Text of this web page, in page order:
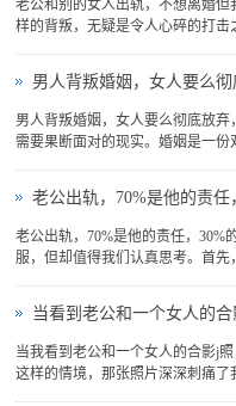
老公和别的女人出轨，不想离婚
样的背叛，无疑是令人心碎的打
恐惧。无论原因如何，这种选择
样的日子是否真的可以...
男人背叛婚姻，女人要么
男人背叛婚姻，女人要么彻底放
需要果断面对的现实。婚姻是一
的问题，继续忍耐或试图修复关
是对自己真正的负责。...
老公出轨，70%是他的责
老公出轨，70%是他的责任，30%
服，但却值得我们认真思考。首
任毫无疑问在于他。然而，婚姻
努力。当婚姻中出现问题...
当看到老公和一个女人的
当我看到老公和一个女人的合影j
这样的情境，那张照片深深刺痛